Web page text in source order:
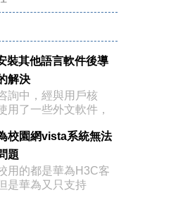
裝其他語言軟件後導
解決
詢中，經與用戶核
用了一些外文軟件，
校園網vista系統無法
題
用的都是華為H3C客
是華為又只支持